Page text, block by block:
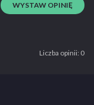
WYSTAW OPINIĘ
Liczba opinii: 0